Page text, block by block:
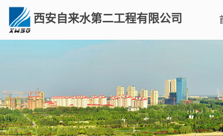
西安自来水第二工程有限公司